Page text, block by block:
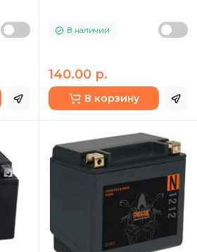
В наличии
140.00 р.
В корзину